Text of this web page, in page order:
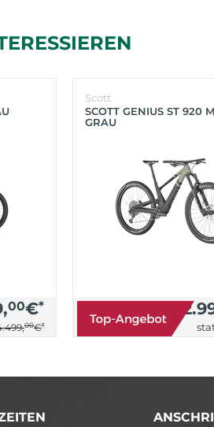
00€*
00€*
Scott
SCOTT GENIUS ST 920
GRAU